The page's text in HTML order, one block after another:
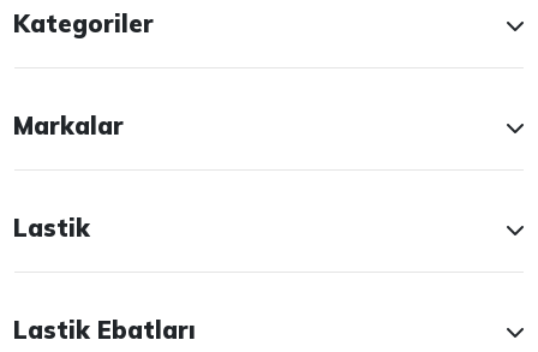
Kategoriler
Markalar
Lastik
Lastik Ebatları